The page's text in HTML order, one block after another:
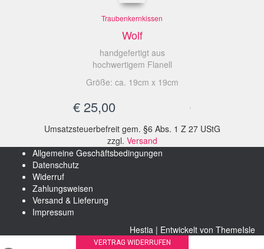
Traubenkernkissen
Wolf
handgefertigt aus
hochwertigem Flanell
Größe: ca. 19cm x 19cm
€25,00
Umsatzsteuerbefreit gem. §6 Abs. 1 Z 27 UStG
zzgl. Versand
Allgemeine Geschäftsbedingungen
Datenschutz
Widerruf
Zahlungsweisen
Versand & Lieferung
Impressum
Hestia | Entwickelt von ThemeIsle
VERTRAG WIDERRUFEN